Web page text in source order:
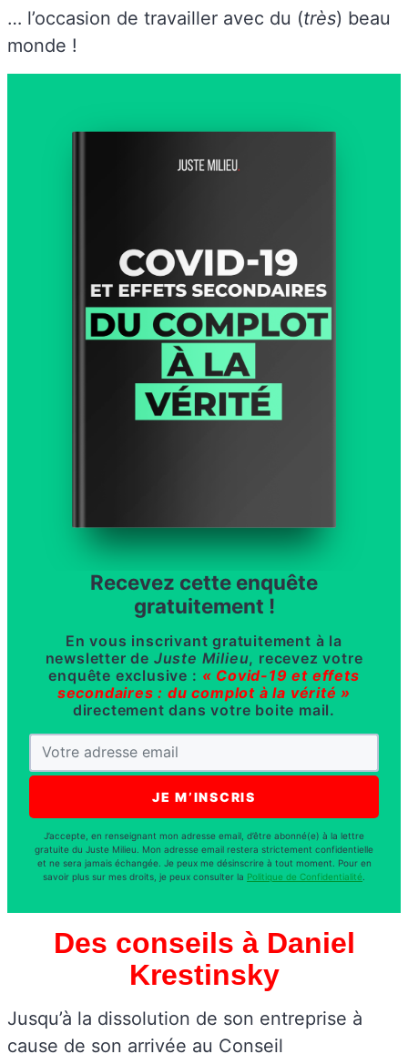
… l’occasion de travailler avec du (très) beau
monde !
Recevez cette enquête
gratuitement !
En vous inscrivant gratuitement à la
newsletter de Juste Milieu, recevez votre
enquête exclusive : « Covid-19 et effets
secondaires : du complot à la vérité »
directement dans votre boite mail.
J’accepte, en renseignant mon adresse email, d’être abonné(e) à la lettre
gratuite du Juste Milieu. Mon adresse email restera strictement confidentielle
et ne sera jamais échangée. Je peux me désinscrire à tout moment. Pour en
savoir plus sur mes droits, je peux consulter la Politique de Confidentialité
Des conseils à Daniel
Krestinsky
Jusqu’à la dissolution de son entreprise à
cause de son arrivée au Conseil